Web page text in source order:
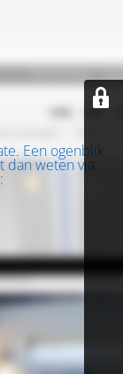
Een ogenblik
dan weten via